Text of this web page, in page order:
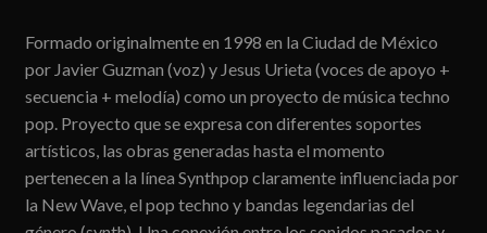
Formado originalmente en 1998 en la Ciudad de México
por Javier Guzman (voz) y Jesus Urieta (voces de apoyo +
secuencia + melodía) como un proyecto de música techno
pop. Proyecto que se expresa con diferentes soportes
artísticos, las obras generadas hasta el momento
pertenecen a la línea Synthpop claramente influenciada por
la New Wave, el pop techno y bandas legendarias del